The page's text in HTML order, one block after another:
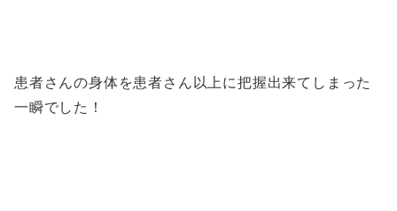
患者さんの身体を患者さん以上に把握出来てしまった
一瞬でした！